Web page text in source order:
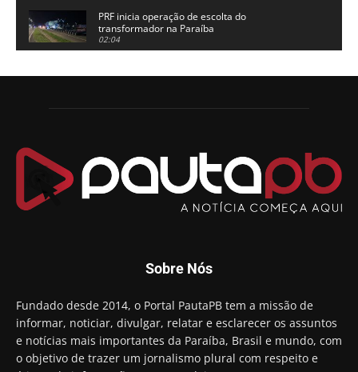
PRF inicia operação de escolta do
transformador na Paraíba
02:04
candidatura a governador da Paraíba
Chapa dos sonhos: Cícero agradece a Galdino,
Arthur Lira parabeniza Karla Pimentel por sua
reeleição em Conde
00:23
Aguinaldo Ribeiro destaca apoio do PP a Hugo
preso e faz vídeo na cadeia
Hugo Motta retira projeto que permitia bancos
"confiscar" dinheiro de clientes
01:49
Descaso da gestão Panta deixa crianças e
professoras 'ilhadas' em creche
Sobre Nós
Fundado desde 2014, o Portal PautaPB tem a missão de
informar, noticiar, divulgar, relatar e esclarecer os assuntos
e notícias mais importantes da Paraíba, Brasil e mundo, com
o objetivo de trazer um jornalismo plural com respeito e